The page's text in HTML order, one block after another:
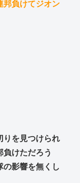
邦負けてジオン
りを見つけられ
負けただろう
の影響を無くし